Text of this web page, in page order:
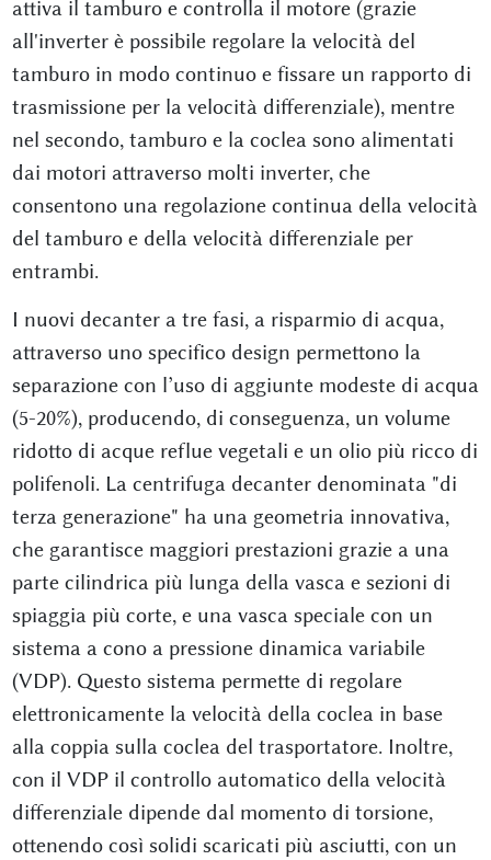
attiva il tamburo e controlla il motore (grazie
all'inverter è possibile regolare la velocità del
tamburo in modo continuo e fissare un rapporto di
trasmissione per la velocità differenziale), mentre
nel secondo, tamburo e la coclea sono alimentati
dai motori attraverso molti inverter, che
consentono una regolazione continua della velocità
del tamburo e della velocità differenziale per
entrambi.
I nuovi decanter a tre fasi, a risparmio di acqua,
attraverso uno specifico design permettono la
separazione con l’uso di aggiunte modeste di acqua
(5-20%), producendo, di conseguenza, un volume
ridotto di acque reflue vegetali e un olio più ricco di
polifenoli. La centrifuga decanter denominata "di
terza generazione" ha una geometria innovativa,
che garantisce maggiori prestazioni grazie a una
parte cilindrica più lunga della vasca e sezioni di
spiaggia più corte, e una vasca speciale con un
sistema a cono a pressione dinamica variabile
(VDP). Questo sistema permette di regolare
elettronicamente la velocità della coclea in base
alla coppia sulla coclea del trasportatore. Inoltre,
con il VDP il controllo automatico della velocità
differenziale dipende dal momento di torsione,
ottenendo così solidi scaricati più asciutti, con un